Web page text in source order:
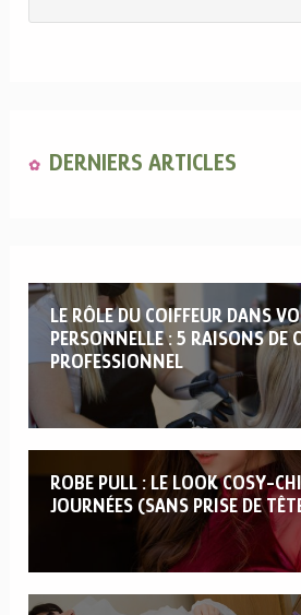
DERNIERS ARTICLES
LE RÔLE DU COIFFEUR DANS
PERSONNELLE : 5 RAISONS DE
PROFESSIONNEL
ROBE PULL : LE LOOK COSY-
JOURNÉES (SANS PRISE DE